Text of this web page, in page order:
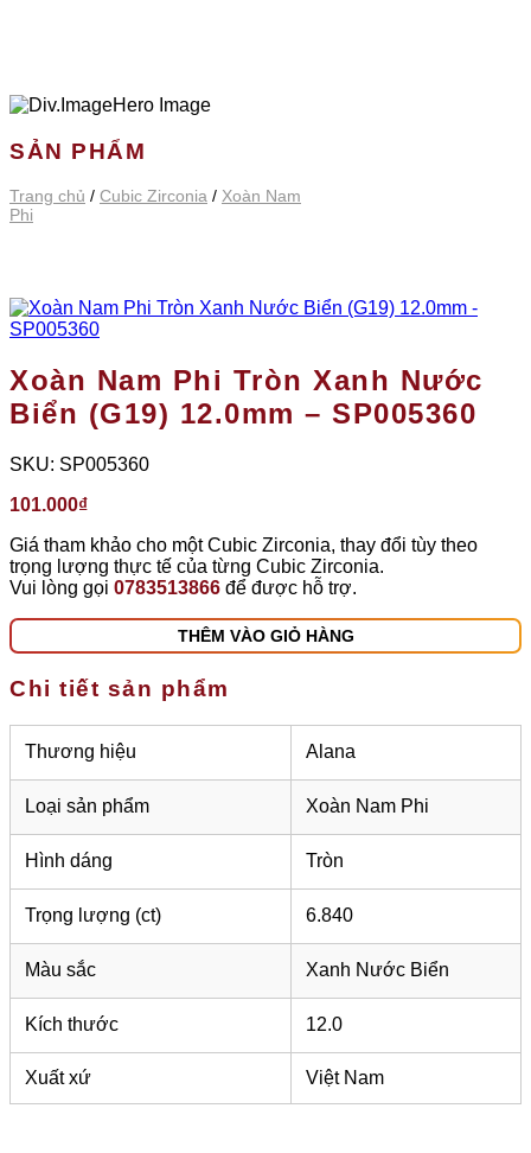
SẢN PHẨM
Trang chủ / Cubic Zirconia / Xoàn Nam
Phi
Xoàn Nam Phi Tròn Xanh Nước
Biển (G19) 12.0mm – SP005360
SKU: SP005360
101.000₫
Giá tham khảo cho một Cubic Zirconia, thay đổi tùy theo
trọng lượng thực tế của từng Cubic Zirconia.
Vui lòng gọi 0783513866 để được hỗ trợ.
THÊM VÀO GIỎ HÀNG
Chi tiết sản phẩm
Thương hiệu Alana
Loại sản phẩm Xoàn Nam Phi
Hình dáng Tròn
Trọng lượng (ct) 6.840
Màu sắc Xanh Nước Biển
Kích thước 12.0
Xuất xứ Việt Nam